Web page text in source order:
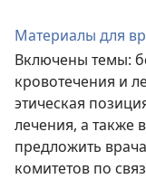
Материалы для
Включены темы:
кровотечения и
этическая
лечения, а также
предложить
комитетов по